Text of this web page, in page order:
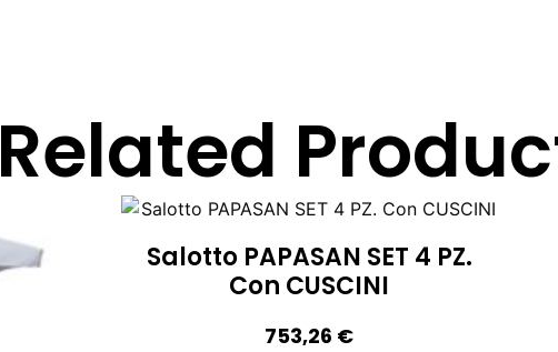
Related
Salotto PAPASAN SET 4 PZ.
Con CUSCINI
753,26 €